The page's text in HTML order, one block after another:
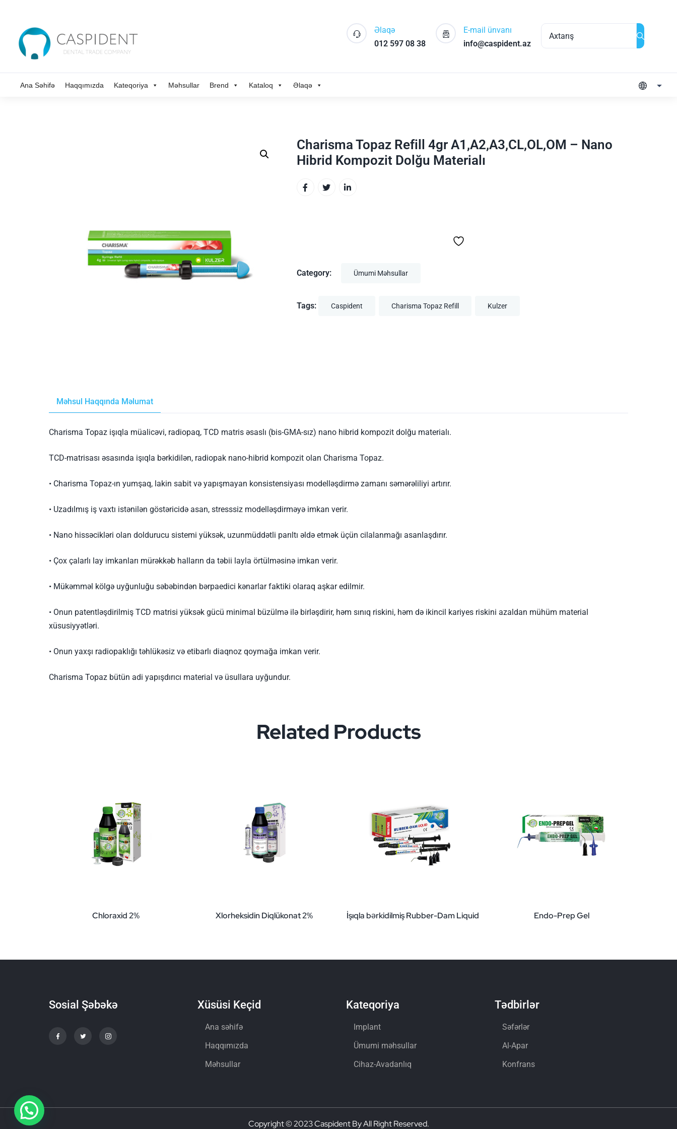
Əlaqə
012 597 08 38
E-mail ünvanı
info@caspident.az
Ana Səhifə Haqqımızda Kateqoriya Məhsullar Brend Kataloq Əlaqə
Charisma Topaz Refill 4gr A1,A2,A3,CL,OL,OM – Nano
Hibrid Kompozit Dolğu Materialı
Category: Ümumi Məhsullar
Tags: Caspident Charisma Topaz Refill Kulzer
Məhsul Haqqında Məlumat
Charisma Topaz işıqla müalicəvi, radiopaq, TCD matris əsaslı (bis-GMA-sız) nano hibrid kompozit dolğu materialı.
TCD-matrisası əsasında işıqla bərkidilən, radiopak nano-hibrid kompozit olan Charisma Topaz.
• Charisma Topaz-ın yumşaq, lakin sabit və yapışmayan konsistensiyası modelləşdirmə zamanı səmərəliliyi artırır.
• Uzadılmış iş vaxtı istənilən göstəricidə asan, stresssiz modelləşdirməyə imkan verir.
• Nano hissəcikləri olan doldurucu sistemi yüksək, uzunmüddətli parıltı əldə etmək üçün cilalanmağı asanlaşdırır.
• Çox çalarlı lay imkanları mürəkkəb halların da təbii layla örtülməsinə imkan verir.
• Mükəmməl kölgə uyğunluğu səbəbindən bərpaedici kənarlar faktiki olaraq aşkar edilmir.
• Onun patentləşdirilmiş TCD matrisi yüksək gücü minimal büzülmə ilə birləşdirir, həm sınıq riskini, həm də ikincil kariyes riskini azaldan mühüm material
xüsusiyyətləri.
• Onun yaxşı radiopaklığı təhlükəsiz və etibarlı diaqnoz qoymağa imkan verir.
Charisma Topaz bütün adi yapışdırıcı material və üsullara uyğundur.
Related Products
Chloraxid 2% Xlorheksidin Diqlükonat 2% İşıqla bərkidilmiş Rubber-Dam Liquid Endo-Prep Gel
Sosial Şəbəkə Xüsüsi Keçid
Ana səhifə
Haqqımızda
Məhsullar
Kateqoriya
Implant
Ümumi məhsullar
Cihaz-Avadanlıq
Tədbirlər
Səfərlər
Al-Apar
Konfrans
Copyright © 2023 Caspident By All Right Reserved.